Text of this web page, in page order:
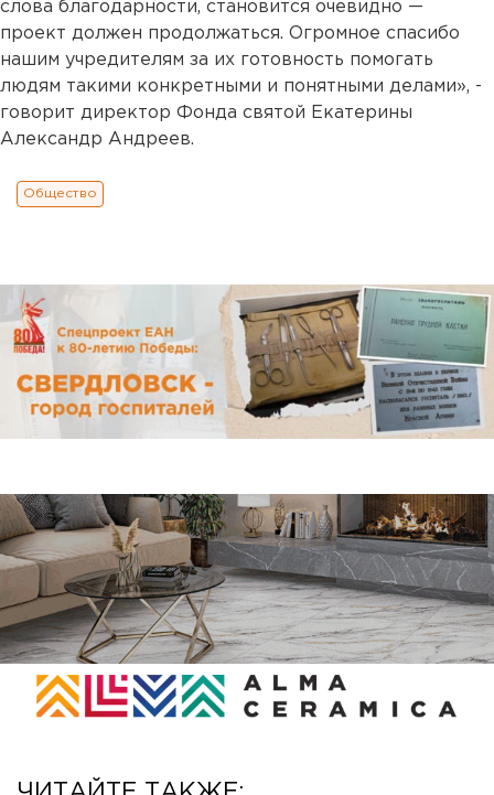
слова благодарности, становится очевидно —
проект должен продолжаться. Огромное спасибо
нашим учредителям за их готовность помогать
людям такими конкретными и понятными делами», -
говорит директор Фонда святой Екатерины
Александр Андреев.
Общество